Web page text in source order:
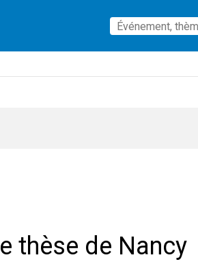
thèse de Nancy